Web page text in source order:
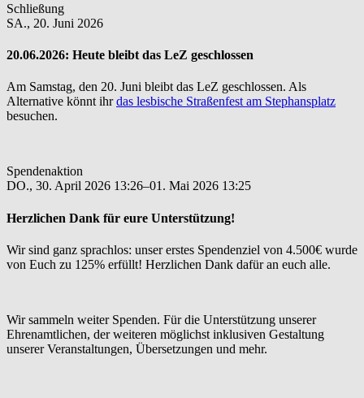
Schließung
SA., 20. Juni 2026
20.06.2026: Heute bleibt das LeZ geschlossen
Am Samstag, den 20. Juni bleibt das LeZ geschlossen. Als
Alternative könnt ihrdas lesbische Straßenfest am Stephansplatz
besuchen.
Spendenaktion
DO., 30. April 2026 13:26–01. Mai 2026 13:25
Herzlichen Dank für eure Unterstützung!
Wir sind ganz sprachlos: unser erstes Spendenziel von 4.500€ wurde
von Euch zu 125% erfüllt! Herzlichen Dank dafür an euch alle.
Wir sammeln weiter Spenden. Für die Unterstützung unserer
Ehrenamtlichen, der weiteren möglichst inklusiven Gestaltung
unserer Veranstaltungen, Übersetzungen und mehr.